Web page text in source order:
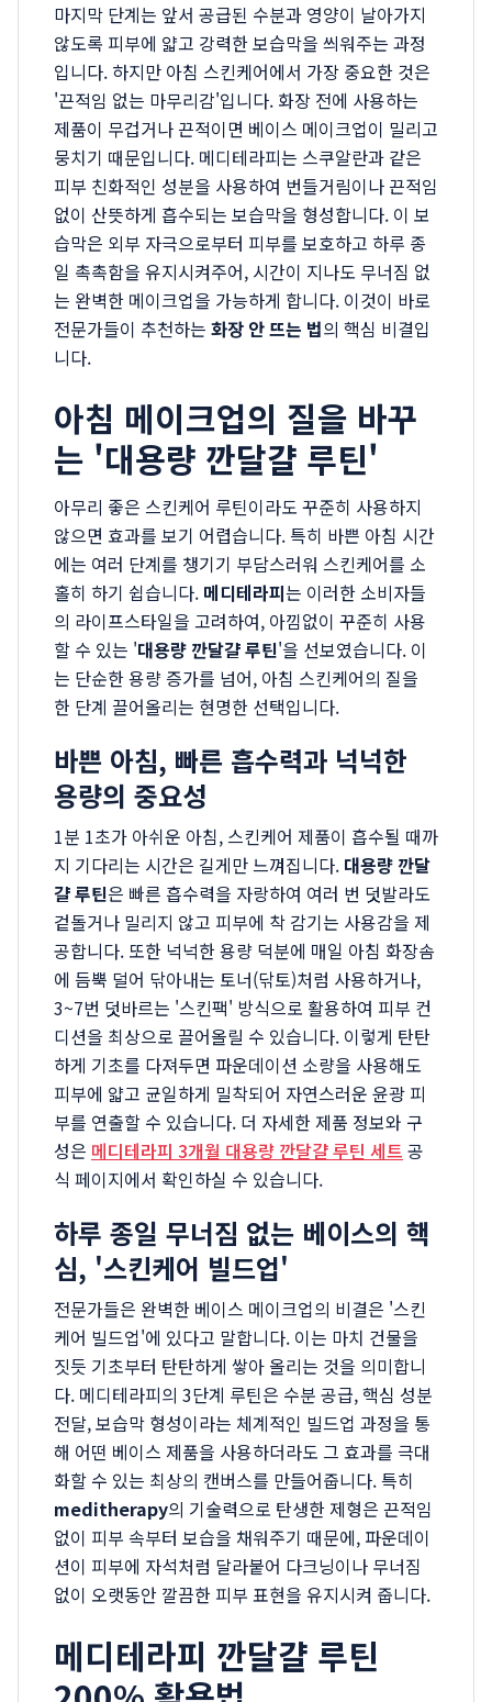
마지막 단계는 앞서 공급된 수분과 영양이 날아가지
않도록 피부에 얇고 강력한 보습막을 씌워주는 과정
입니다. 하지만 아침 스킨케어에서 가장 중요한 것은
'끈적임 없는 마무리감'입니다. 화장 전에 사용하는
제품이 무겁거나 끈적이면 베이스 메이크업이 밀리고
뭉치기 때문입니다. 메디테라피는 스쿠알란과 같은
피부 친화적인 성분을 사용하여 번들거림이나 끈적임
없이 산뜻하게 흡수되는 보습막을 형성합니다. 이 보
습막은 외부 자극으로부터 피부를 보호하고 하루 종
일 촉촉함을 유지시켜주어, 시간이 지나도 무너짐 없
는 완벽한 메이크업을 가능하게 합니다. 이것이 바로
전문가들이 추천하는 화장 안 뜨는 법의 핵심 비결입
니다.
아침 메이크업의 질을 바꾸
는 '대용량 깐달걀 루틴'
아무리 좋은 스킨케어 루틴이라도 꾸준히 사용하지
않으면 효과를 보기 어렵습니다. 특히 바쁜 아침 시간
에는 여러 단계를 챙기기 부담스러워 스킨케어를 소
홀히 하기 쉽습니다. 메디테라피는 이러한 소비자들
의 라이프스타일을 고려하여, 아낌없이 꾸준히 사용
할 수 있는 '대용량 깐달걀 루틴'을 선보였습니다. 이
는 단순한 용량 증가를 넘어, 아침 스킨케어의 질을
한 단계 끌어올리는 현명한 선택입니다.
바쁜 아침, 빠른 흡수력과 넉넉한
용량의 중요성
1분 1초가 아쉬운 아침, 스킨케어 제품이 흡수될 때까
지 기다리는 시간은 길게만 느껴집니다. 대용량 깐달
걀 루틴은 빠른 흡수력을 자랑하여 여러 번 덧발라도
겉돌거나 밀리지 않고 피부에 착 감기는 사용감을 제
공합니다. 또한 넉넉한 용량 덕분에 매일 아침 화장솜
에 듬뿍 덜어 닦아내는 토너(닦토)처럼 사용하거나,
3~7번 덧바르는 '스킨팩' 방식으로 활용하여 피부 컨
디션을 최상으로 끌어올릴 수 있습니다. 이렇게 탄탄
하게 기초를 다져두면 파운데이션 소량을 사용해도
피부에 얇고 균일하게 밀착되어 자연스러운 윤광 피
부를 연출할 수 있습니다. 더 자세한 제품 정보와 구
성은 메디테라피 3개월 대용량 깐달걀 루틴 세트 공
식 페이지에서 확인하실 수 있습니다.
하루 종일 무너짐 없는 베이스의 핵
심, '스킨케어 빌드업'
전문가들은 완벽한 베이스 메이크업의 비결은 '스킨
케어 빌드업'에 있다고 말합니다. 이는 마치 건물을
짓듯 기초부터 탄탄하게 쌓아 올리는 것을 의미합니
다. 메디테라피의 3단계 루틴은 수분 공급, 핵심 성분
전달, 보습막 형성이라는 체계적인 빌드업 과정을 통
해 어떤 베이스 제품을 사용하더라도 그 효과를 극대
화할 수 있는 최상의 캔버스를 만들어줍니다. 특히
meditherapy의 기술력으로 탄생한 제형은 끈적임
없이 피부 속부터 보습을 채워주기 때문에, 파운데이
션이 피부에 자석처럼 달라붙어 다크닝이나 무너짐
없이 오랫동안 깔끔한 피부 표현을 유지시켜 줍니다.
메디테라피 깐달걀 루틴